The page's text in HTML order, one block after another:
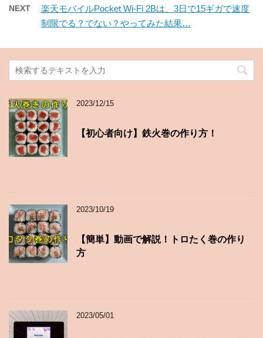
NEXT
楽天モバイルPocket Wi-Fi 2Bは、3日で15ギガで速度
制限でる？でない？やってみた結果…
2023/12/15
【初心者向け】鉄火巻の作り方！
2023/10/19
【簡単】動画で解説！トロたく巻の作り
方
2023/05/01